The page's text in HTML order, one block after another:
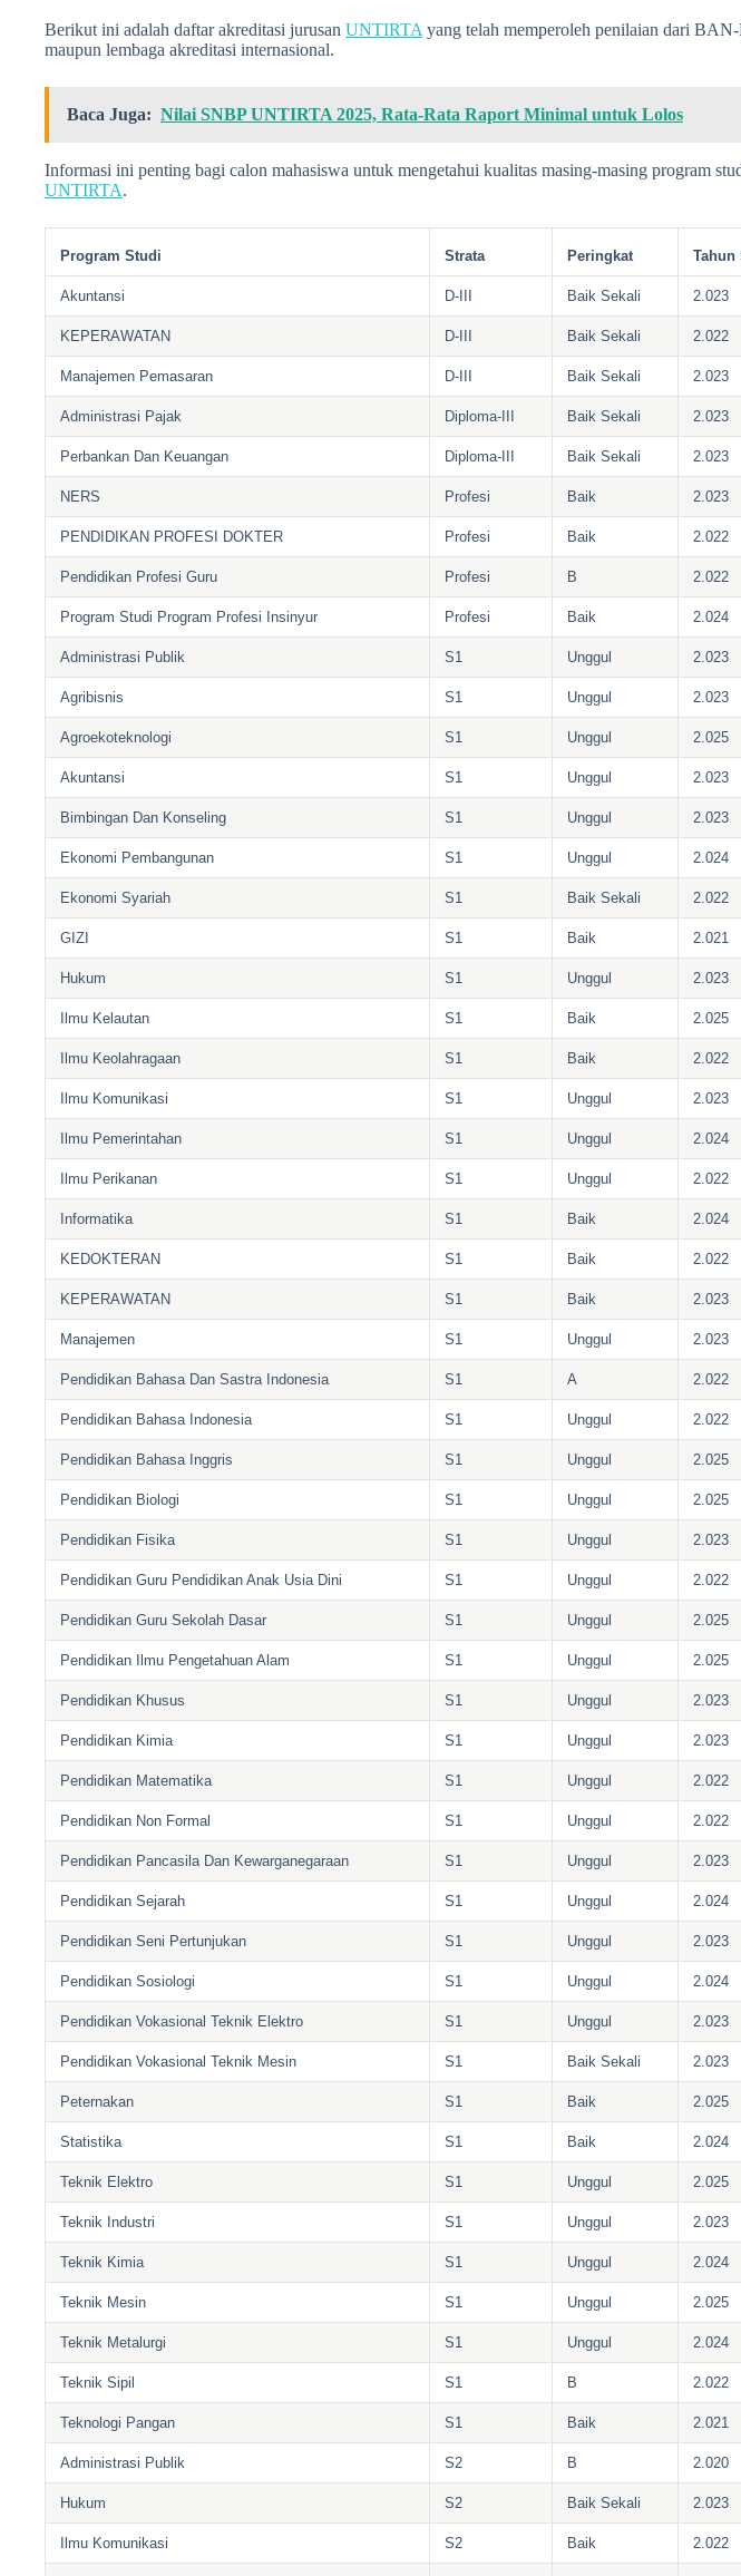
Berikut ini adalah daftar akreditasi jurusan UNTIRTA yang telah memperoleh penilaian dari
maupun lembaga akreditasi internasional.
Baca Juga: Nilai SNBP UNTIRTA 2025, Rata-Rata Raport Minimal untuk Lolos
Informasi ini penting bagi calon mahasiswa untuk mengetahui kualitas masing-masing program
UNTIRTA.
Program Studi Strata Peringkat Tahun
Akuntansi D-III Baik Sekali 2.023
KEPERAWATAN D-III Baik Sekali 2.022
Manajemen Pemasaran D-III Baik Sekali 2.023
Administrasi Pajak Diploma-III Baik Sekali 2.023
Perbankan Dan Keuangan Diploma-III Baik Sekali 2.023
NERS Profesi Baik 2.023
PENDIDIKAN PROFESI DOKTER Profesi Baik 2.022
Pendidikan Profesi Guru Profesi B 2.022
Program Studi Program Profesi Insinyur Profesi Baik 2.024
Administrasi Publik S1 Unggul 2.023
Agribisnis S1 Unggul 2.023
Agroekoteknologi S1 Unggul 2.025
Akuntansi S1 Unggul 2.023
Bimbingan Dan Konseling S1 Unggul 2.023
Ekonomi Pembangunan S1 Unggul 2.024
Ekonomi Syariah S1 Baik Sekali 2.022
GIZI S1 Baik 2.021
Hukum S1 Unggul 2.023
Ilmu Kelautan S1 Baik 2.025
Ilmu Keolahragaan S1 Baik 2.022
Ilmu Komunikasi S1 Unggul 2.023
Ilmu Pemerintahan S1 Unggul 2.024
Ilmu Perikanan S1 Unggul 2.022
Informatika S1 Baik 2.024
KEDOKTERAN S1 Baik 2.022
KEPERAWATAN S1 Baik 2.023
Manajemen S1 Unggul 2.023
Pendidikan Bahasa Dan Sastra Indonesia S1 A 2.022
Pendidikan Bahasa Indonesia S1 Unggul 2.022
Pendidikan Bahasa Inggris S1 Unggul 2.025
Pendidikan Biologi S1 Unggul 2.025
Pendidikan Fisika S1 Unggul 2.023
Pendidikan Guru Pendidikan Anak Usia Dini S1 Unggul 2.022
Pendidikan Guru Sekolah Dasar S1 Unggul 2.025
Pendidikan Ilmu Pengetahuan Alam S1 Unggul 2.025
Pendidikan Khusus S1 Unggul 2.023
Pendidikan Kimia S1 Unggul 2.023
Pendidikan Matematika S1 Unggul 2.022
Pendidikan Non Formal S1 Unggul 2.022
Pendidikan Pancasila Dan Kewarganegaraan S1 Unggul 2.023
Pendidikan Sejarah S1 Unggul 2.024
Pendidikan Seni Pertunjukan S1 Unggul 2.023
Pendidikan Sosiologi S1 Unggul 2.024
Pendidikan Vokasional Teknik Elektro S1 Unggul 2.023
Pendidikan Vokasional Teknik Mesin S1 Baik Sekali 2.023
Peternakan S1 Baik 2.025
Statistika S1 Baik 2.024
Teknik Elektro S1 Unggul 2.025
Teknik Industri S1 Unggul 2.023
Teknik Kimia S1 Unggul 2.024
Teknik Mesin S1 Unggul 2.025
Teknik Metalurgi S1 Unggul 2.024
Teknik Sipil S1 B 2.022
Teknologi Pangan S1 Baik 2.021
Administrasi Publik S2 B 2.020
Hukum S2 Baik Sekali 2.023
Ilmu Komunikasi S2 Baik 2.022